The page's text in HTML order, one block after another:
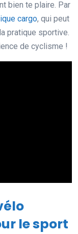
bien te plaire. Par
cargo, qui peut
pratique sportive.
de cyclisme !
le sport